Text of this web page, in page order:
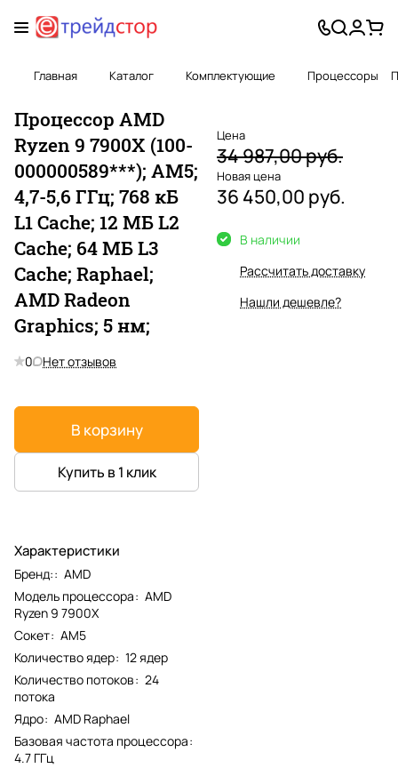
Главная Каталог Комплектующие Процессоры
Процессор AMD
Ryzen 9 7900X (100-
000000589***); AM5;
4,7-5,6 ГГц; 768 кБ
L1 Cache; 12 МБ L2
Cache; 64 МБ L3
Cache; Raphael;
AMD Radeon
Graphics; 5 нм;
0 Нет отзывов
В корзину
Купить в 1 клик
Характеристики
Бренд:: AMD
Модель процессора: AMD
Ryzen 9 7900X
Сокет: AM5
Количество ядер: 12 ядер
Количество потоков: 24
потока
Ядро: AMD Raphael
Базовая частота процессора:
4.7 ГГц
Цена
34 987,00 руб.
Новая цена
36 450,00 руб.
В наличии
Рассчитать доставку
Нашли дешевле?